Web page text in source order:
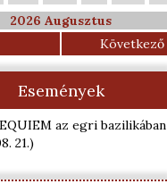
2026 Augusztus
Következő
Események
az egri bazilikában
21.)